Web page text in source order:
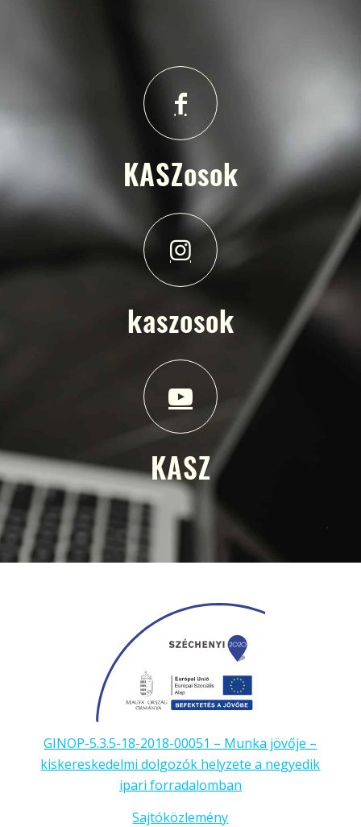
KASZosok
kaszosok
KASZ
GINOP-5.3.5-18-2018-00051 – Munka jövője –
kiskereskedelmi dolgozók helyzete a negyedik
ipari forradalomban
Sajtóközlemény